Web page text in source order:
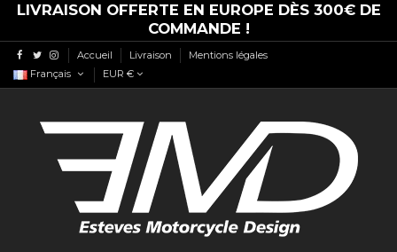
LIVRAISON OFFERTE EN EUROPE DÈS 300€ DE
COMMANDE !
Accueil Livraison
Mentions légales
Français
EUR €